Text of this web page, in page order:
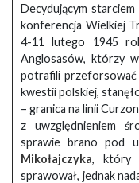
Decydującym
konferencja Wielkiej
4-11 lutego 1945
Anglosasów, którzy
potrafili przeforsować
kwestii polskiej,
– granica na linii
z uwzględnieniem
sprawie brano pod
Mikołajczyka, który
sprawował, jednak